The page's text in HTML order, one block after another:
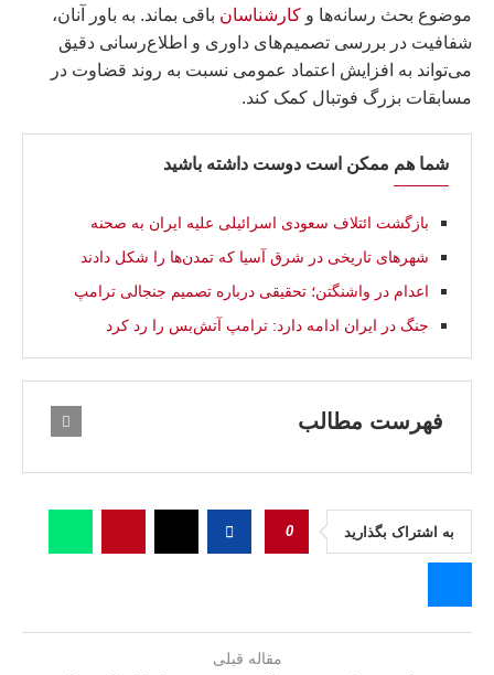
موضوع بحث رسانه‌ها و کارشناسان باقی بماند. به باور آنان،
شفافیت در بررسی تصمیم‌های داوری و اطلاع‌رسانی دقیق
می‌تواند به افزایش اعتماد عمومی نسبت به روند قضاوت در
مسابقات بزرگ فوتبال کمک کند.
شما هم ممکن است دوست داشته باشید
بازگشت ائتلاف سعودی اسرائیلی علیه ایران به صحنه
شهرهای تاریخی در شرق آسیا که تمدن‌ها را شکل دادند
اعدام در واشنگتن؛ تحقیقی درباره تصمیم جنجالی ترامپ
جنگ در ایران ادامه دارد: ترامپ آتش‌بس را رد کرد
فهرست مطالب
به اشتراک بگذارید 0
مقاله قبلی